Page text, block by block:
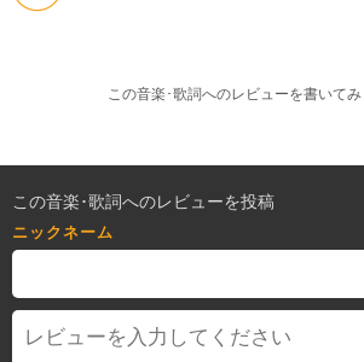
この音楽･歌詞へのレビューを書いてみ
この音楽･歌詞へのレビューを投稿
ニックネーム